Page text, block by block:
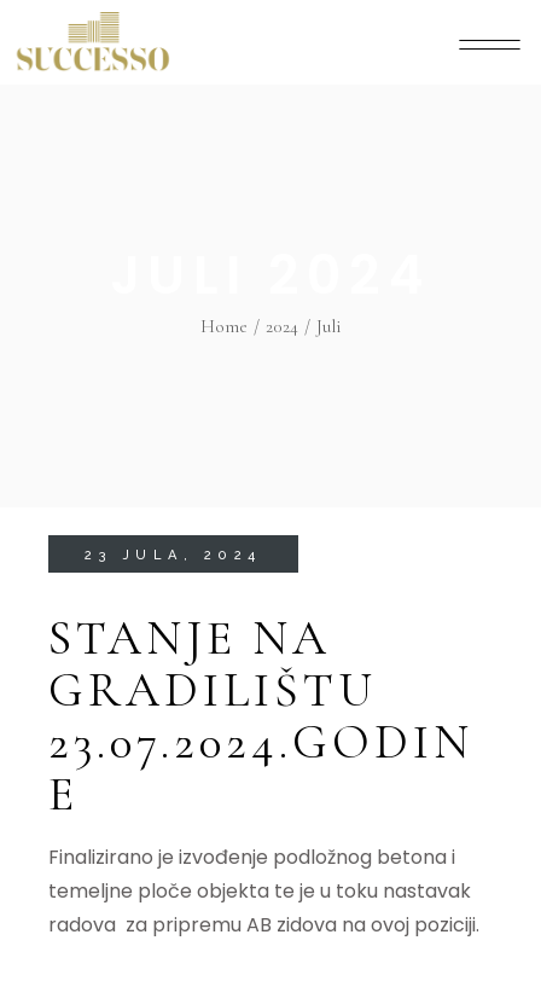
Home 2024 Juli
23 JULA, 2024
STANJE NA
GRADILIŠTU
23.07.2024.GODIN
E
Finalizirano je izvođenje podložnog betona i
temeljne ploče objekta te je u toku nastavak
radova za pripremu AB zidova na ovoj poziciji.